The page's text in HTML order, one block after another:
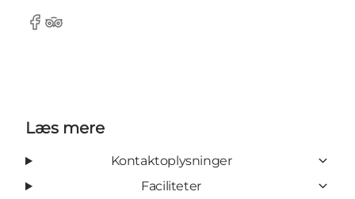
Facebook
TripAdvisor
Læs mere
Kontaktoplysninger
Faciliteter